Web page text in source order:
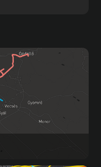
ENGTH
182 km
come from?